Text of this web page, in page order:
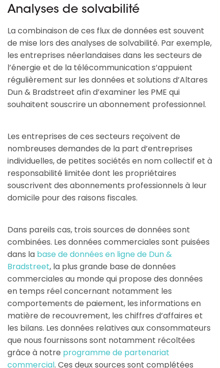
Analyses de solvabilité
La combinaison de ces flux de données est souvent
de mise lors des analyses de solvabilité. Par exemple,
les entreprises néerlandaises dans les secteurs de
l’énergie et de la télécommunication s’appuient
régulièrement sur les données et solutions d’Altares
Dun & Bradstreet afin d’examiner les PME qui
souhaitent souscrire un abonnement professionnel.
Les entreprises de ces secteurs reçoivent de
nombreuses demandes de la part d’entreprises
individuelles, de petites sociétés en nom collectif et à
responsabilité limitée dont les propriétaires
souscrivent des abonnements professionnels à leur
domicile pour des raisons fiscales.
Dans pareils cas, trois sources de données sont
combinées. Les données commerciales sont puisées
dans la base de données en ligne de Dun &
Bradstreet, la plus grande base de données
commerciales au monde qui propose des données
en temps réel concernant notamment les
comportements de paiement, les informations en
matière de recouvrement, les chiffres d’affaires et
les bilans. Les données relatives aux consommateurs
que nous fournissons sont notamment récoltées
grâce à notre programme de partenariat
commercial. Ces deux sources sont complétées